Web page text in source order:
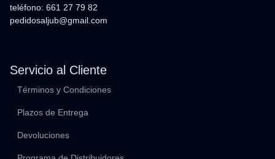
teléfono: 661 27 79 82
pedidosaljub@gmail.com
Servicio al Cliente
Términos y Condiciones
Plazos de Entrega
Devoluciones